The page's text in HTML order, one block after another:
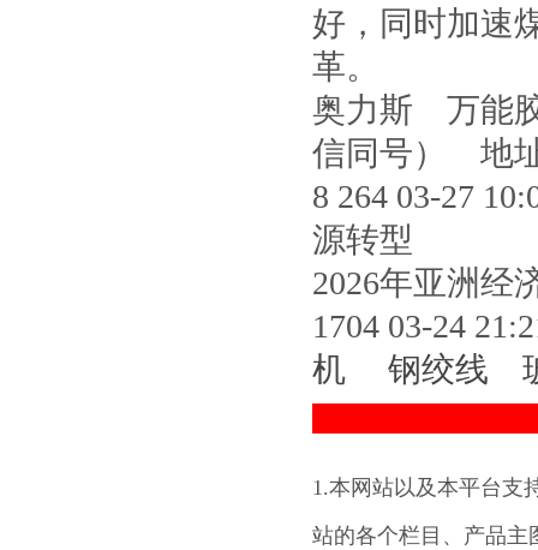
好，同时加速
革。
奥力斯 万能
信同号） 地
8 264 03-27
源转型
2026年亚洲经
1704 03-24
机
钢绞线
1.本网站以及本平台支
站的各个栏目、产品主